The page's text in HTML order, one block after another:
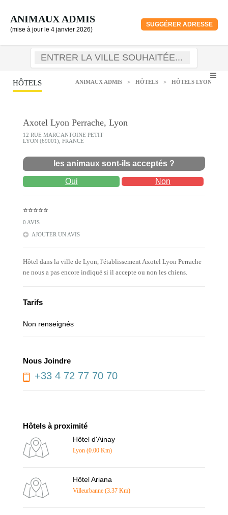
ANIMAUX ADMIS
(mise à jour le 4 janvier 2026)
SUGGÉRER ADRESSE
HÔTELS ANIMAUX ADMIS > HÔTELS > HÔTELS LYON
Axotel Lyon Perrache, Lyon
12 RUE MARC ANTOINE PETIT
LYON (69001), FRANCE
les animaux sont-ils acceptés ?
Oui Non
⭐⭐⭐⭐⭐
0 AVIS
AJOUTER UN AVIS
Hôtel dans la ville de Lyon, l'établissement Axotel Lyon Perrache
ne nous a pas encore indiqué si il accepte ou non les chiens.
Tarifs
Non renseignés
Nous Joindre
+33 4 72 77 70 70
Hôtels à proximité
Hôtel d'Ainay
Lyon (0.00 Km)
Hôtel Ariana
Villeurbanne (3.37 Km)